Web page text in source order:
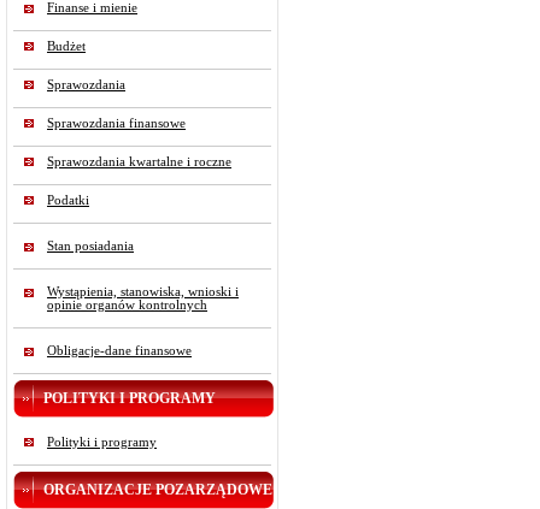
Finanse i mienie
Budżet
Sprawozdania
Sprawozdania finansowe
Sprawozdania kwartalne i roczne
Podatki
Stan posiadania
Wystąpienia, stanowiska, wnioski i
opinie organów kontrolnych
Obligacje-dane finansowe
POLITYKI I PROGRAMY
Polityki i programy
ORGANIZACJE POZARZĄDOWE